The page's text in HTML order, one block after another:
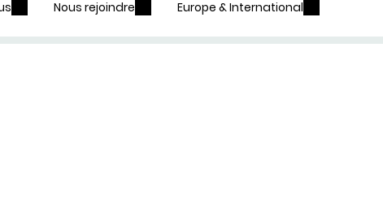
Nous rejoindre Europe & International